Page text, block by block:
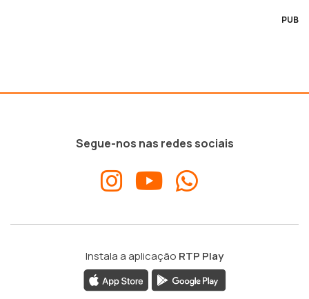
PUB
Segue-nos nas redes sociais
Instala a aplicação RTP Play